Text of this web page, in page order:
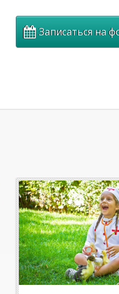
Записаться на